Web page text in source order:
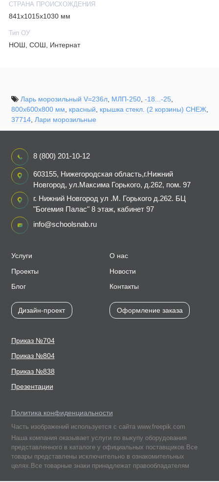
СТРАНА ПРОИСХОЖДЕНИЯ
841х1015х1030 мм
Тип ОУ
НОШ, СОШ, Интернат
Ларь морозильный V=236л, МЛП-250, -18...-25,
800х600х800 мм, красный, крышка стекл. (2 корзины) СНЕЖ,
37714, Лари морозильные
Услуги
Проекты
Блог
Дизайн-проект
О нас
Новости
Контакты
Оформление заказа
Приказ №704
Приказ №804
Приказ №838
Презентации
8 (800) 201-10-12
603155, Нижегородская область,г.Нижний
Новгород, ул.Максима Горького, д.262, пом. 97
г. Нижний Новгород ул .М. Горького д.262. БЦ
"Богемия Палас" 8 этаж, кабинет 97
info@schoolsnab.ru
Политика конфиденциальности
Часть изображений используется с сайта www.freepik.com
Наша компания оказывает услуги по выкупу оборудования
представленного в каталоге у официальных поставщиков.Все
товары представлены исключительно в ознакомительных
целях.Все товарные знаки принадлежат правообладателям